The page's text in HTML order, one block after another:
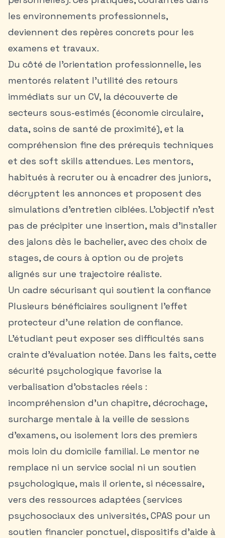
les environnements professionnels,
deviennent des repères concrets pour les
examens et travaux.
Du côté de l’orientation professionnelle, les
mentorés relatent l’utilité des retours
immédiats sur un CV, la découverte de
secteurs sous-estimés (économie circulaire,
data, soins de santé de proximité), et la
compréhension fine des prérequis techniques
et des soft skills attendues. Les mentors,
habitués à recruter ou à encadrer des juniors,
décryptent les annonces et proposent des
simulations d’entretien ciblées. L’objectif n’est
pas de précipiter une insertion, mais d’installer
des jalons dès le bachelier, avec des choix de
stages, de cours à option ou de projets
alignés sur une trajectoire réaliste.
Un cadre sécurisant qui soutient la confiance
Plusieurs bénéficiaires soulignent l’effet
protecteur d’une relation de confiance.
L’étudiant peut exposer ses difficultés sans
crainte d’évaluation notée. Dans les faits, cette
sécurité psychologique favorise la
verbalisation d’obstacles réels :
incompréhension d’un chapitre, décrochage,
surcharge mentale à la veille de sessions
d’examens, ou isolement lors des premiers
mois loin du domicile familial. Le mentor ne
remplace ni un service social ni un soutien
psychologique, mais il oriente, si nécessaire,
vers des ressources adaptées (services
psychosociaux des universités, CPAS pour un
soutien financier ponctuel, dispositifs d’aide à